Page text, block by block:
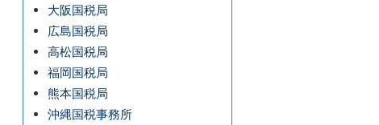
大阪国税局
広島国税局
高松国税局
福岡国税局
熊本国税局
沖縄国税事務所